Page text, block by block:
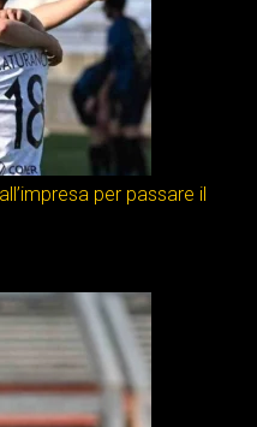
per passare il